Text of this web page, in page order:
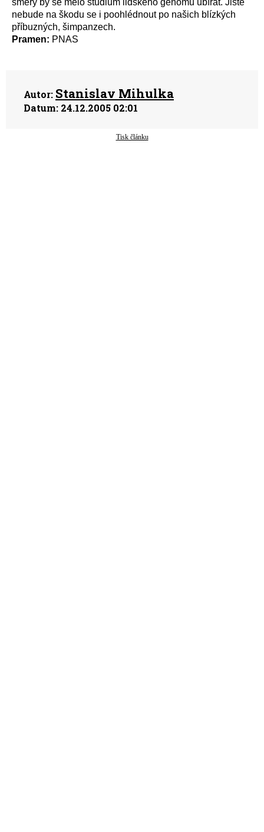
směry by se mělo studium lidského genomu ubírat. Jistě
nebude na škodu se i poohlédnout po našich blízkých
příbuzných, šimpanzech.
Pramen: PNAS
Autor: Stanislav Mihulka
Datum: 24.12.2005 02:01
Tisk článku